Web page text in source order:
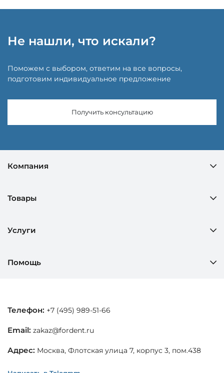
Не нашли, что искали?
Поможем с выбором, ответим на все вопросы,
подготовим индивидуальное предложение
Получить консультацию
Компания
Товары
Услуги
Помощь
Телефон: +7 (495) 989-51-66
Email: zakaz@fordent.ru
Адрес: Москва, Флотская улица 7, корпус 3, пом.438